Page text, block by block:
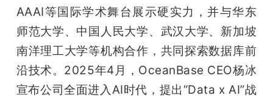
AAAI等国际学术舞台展示硬实力，并与华东
师范大学、中国人民大学、武汉大学、新加坡
南洋理工大学等机构合作，共同探索数据库前
沿技术。2025年4月，OceanBase CEO杨冰
宣布公司全面进入AI时代，提出“Data x AI”战